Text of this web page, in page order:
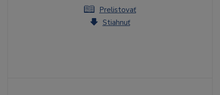
Prelistovať
Stiahnuť